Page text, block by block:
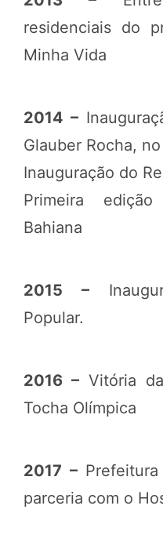
residenciais do
Minha Vida
2014 –
Glauber Rocha,
Inauguração do
Primeira
Bahiana
2015 –
Popular.
2016 – Vitória
Tocha Olímpica
2017 –Prefeitura
parceria com o